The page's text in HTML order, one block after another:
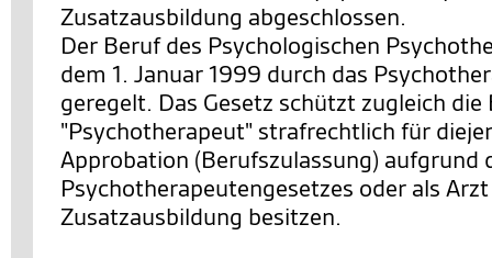
Zusatzausbildung abgeschlossen.
Der Beruf des Psychologischen
dem 1. Januar 1999 durch das
geregelt. Das Gesetz schützt zugleich
"Psychotherapeut" strafrechtlich für
Approbation (Berufszulassung) aufgrund
Psychotherapeutengesetzes oder als
Zusatzausbildung besitzen.